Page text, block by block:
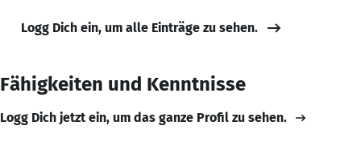
Logg Dich ein, um alle Einträge zu sehen.
Fähigkeiten und Kenntnisse
Logg Dich jetzt ein, um das ganze Profil zu sehen.